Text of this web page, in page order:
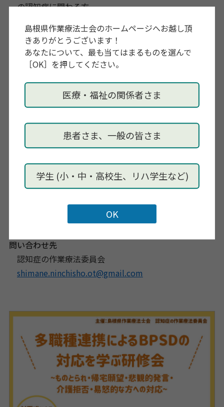
島根県作業療法士会のホームページへお越し頂
きありがとうございます！
あなたについて、最も当てはまるものを選んで
［OK］を押してください。
医療・福祉の関係者さま
患者さま、一般の皆さま
学生 (小・中・高校生、リハ学生など)
の認知症に関わる方
参加費
無料
大井博司 先生（広島国際大学 教授）
https://forms.gle/VdCkEDuM94gYSysG6
申し込み期限
10月22日（日）
問い合わせ先
認知症の作業療法委員会
shimane.ninchisho.ot@gmail.com